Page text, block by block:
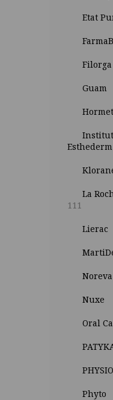
Etat
Filorga
Guam
Institut
Esthederm
La
111
Lierac
Noreva
Nuxe
Oral
Phyto